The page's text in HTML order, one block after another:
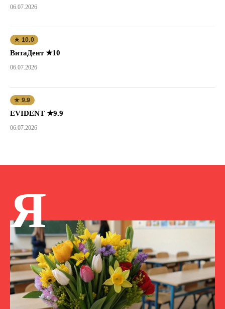
06.07.2026
★ 10.0
ВитаДент ★10
06.07.2026
★ 9.9
EVIDENT ★9.9
06.07.2026
Я